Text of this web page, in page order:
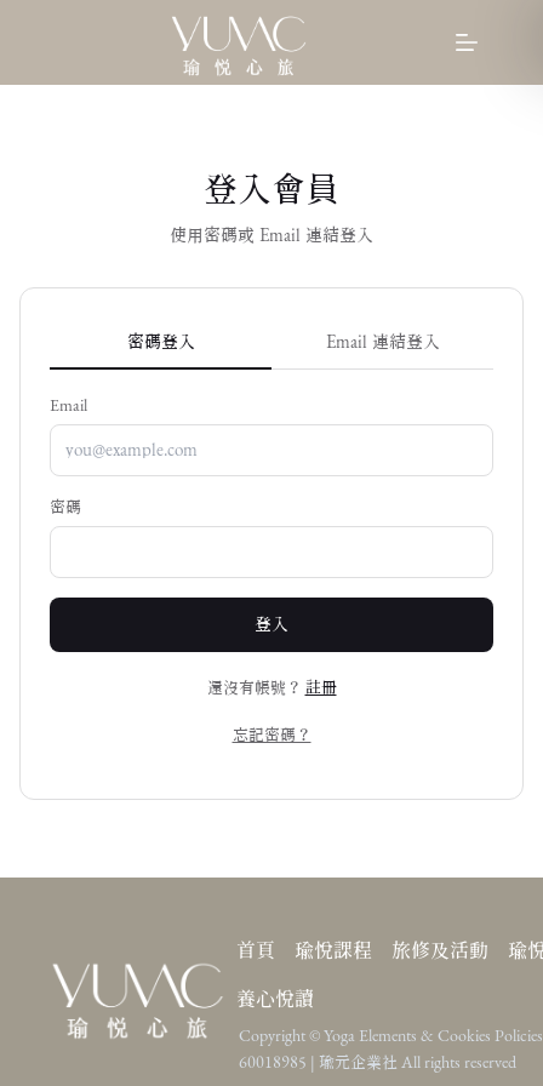
登入會員
使用密碼或 Email 連結登入
密碼登入 Email 連結登入
Email
密碼
登入
還沒有帳號？ 註冊
忘記密碼？
首頁 瑜悅課程 旅修及活動 瑜
養心悅讀
Copyright ©Yoga Elements & Cookies
60018985 | 瑜元企業社 All rights reserved